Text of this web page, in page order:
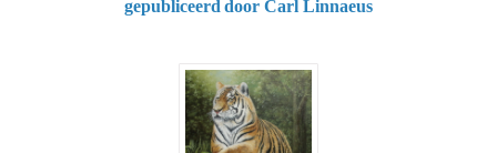
gepubliceerd door Carl Linnaeus